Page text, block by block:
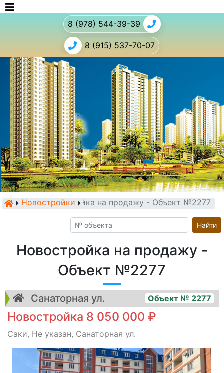
8 (978) 544-39-39
8 (915) 537-70-07
Новостройки
Новостройка на продажу - Объект №2277
Найти
Новостройка на продажу -
Объект №2277
Санаторная ул. Объект № 2277
Новостройка 8 050 000 ₽
Саки, Не указан, Санаторная ул.